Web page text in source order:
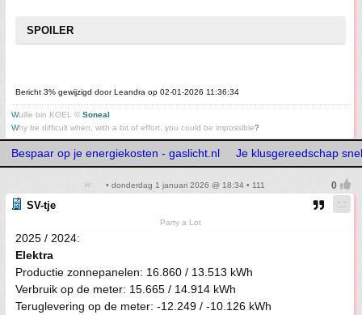
SPOILER
Bericht 3% gewijzigd door Leandra op 02-01-2026 11:36:34
Wullie bin KOEL © Soneal
Why be difficult when, with a bit of effort, you could be impossible?
Bespaar op je energiekosten - gaslicht.nl Je klusgereedschap
• donderdag 1 januari 2026 @ 18:34 • 111
SV-tje
Party a Lot
2025 / 2024:
Elektra
Productie zonnepanelen: 16.860 / 13.513 kWh
Verbruik op de meter: 15.665 / 14.914 kWh
Teruglevering op de meter: -12.249 / -10.126 kWh